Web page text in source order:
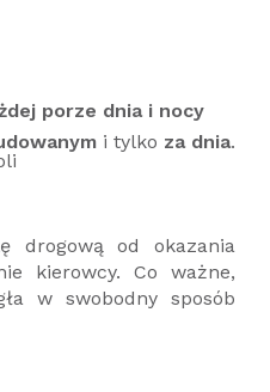
porze dnia i nocy
i tylko za dnia.
drogową od okazania
kierowcy. Co ważne,
w swobodny sposób